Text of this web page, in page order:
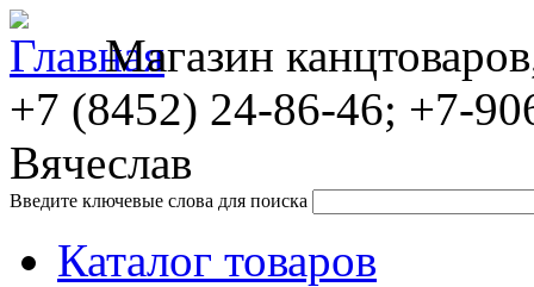
Магазин
+7 (8452) 24-86-46; +7-
Вячеслав
Введите ключевые слова для поиска
Каталог товаров